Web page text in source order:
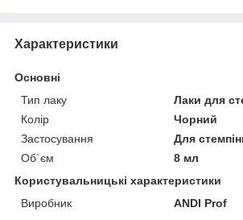
Характеристики
Основні
Тип лаку
Лаки для
Колір
Чорний
Застосування
Для
Об`єм
8 мл
Користувальницькі характеристики
Виробник
ANDI Prof